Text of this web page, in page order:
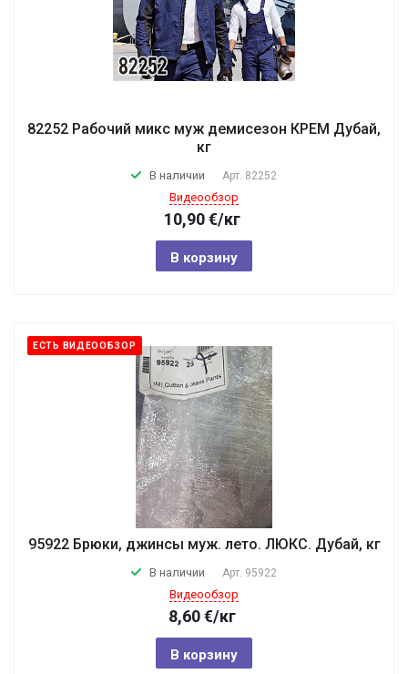
82252 Рабочий микс муж демисезон КРЕМ Дубай,
кг
В наличии Арт. 82252
Видеообзор
10,90€/кг
В корзину
ЕСТЬ ВИДЕООБЗОР
95922 Брюки, джинсы муж. лето. ЛЮКС. Дубай, кг
В наличии Арт. 95922
Видеообзор
8,60€/кг
В корзину